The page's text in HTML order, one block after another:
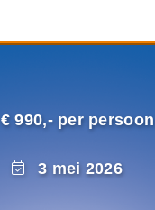
€ 990,- per persoon
3 mei 2026